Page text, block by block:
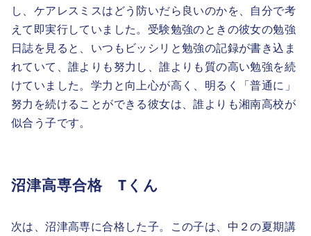
し、ケアレスミスはどう防いだら良いのかを、自分で考
えて即実行していました。受験勉強のときの彼女の勉強
日誌を見ると、いつもビッシリと勉強の記録が書き込ま
れていて、誰よりも努力し、誰よりも質の高い勉強を続
けていました。学力と向上心が高く、明るく「普通に」
努力を続けることができる彼女は、誰よりも湘南高校が
似合う子です。
沼津高専合格 Tくん
次は、沼津高専に合格した子。この子は、中２の夏期講